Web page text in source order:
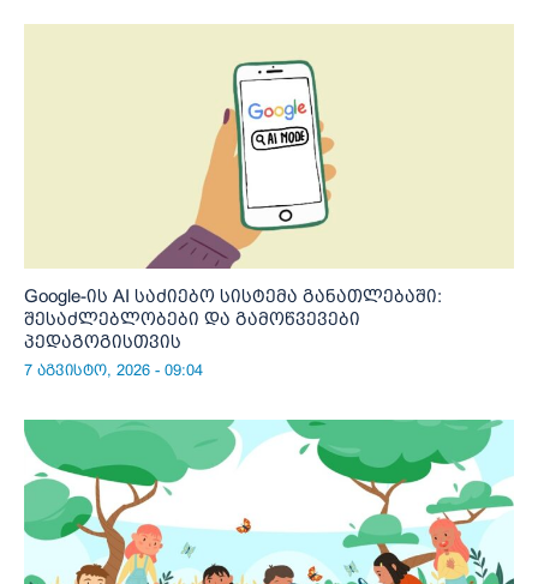
Google-ის AI საძიებო სისტემა განათლებაში:
შესაძლებლობები და გამოწვევები
პედაგოგისთვის
7 აგვისტო, 2026 - 09:04